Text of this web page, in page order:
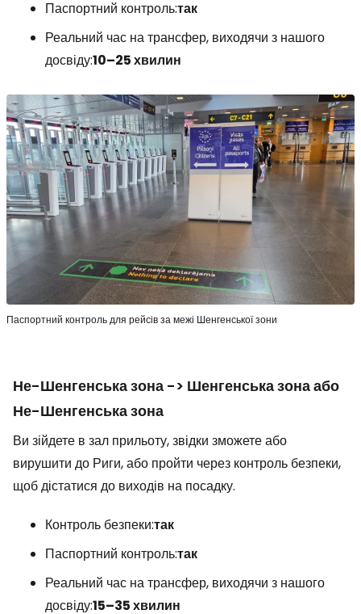
Паспортний контроль:так
Реальний час на трансфер, виходячи з нашого
досвіду:10–25 хвилин
Паспортний контроль для рейсів за межі Шенгенської зони
Не-Шенгенська зона -> Шенгенська зона або
Не-Шенгенська зона
Ви зійдете в зал прильоту, звідки зможете або
вирушити до Риги, або пройти через контроль безпеки,
щоб дістатися до виходів на посадку.
Контроль безпеки:так
Паспортний контроль:так
Реальний час на трансфер, виходячи з нашого
досвіду:15–35 хвилин